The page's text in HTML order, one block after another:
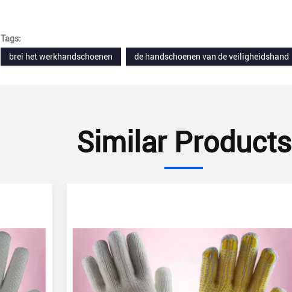
Tags:
brei het werkhandschoenen
de handschoenen van de veiligheidshand
Similar Products